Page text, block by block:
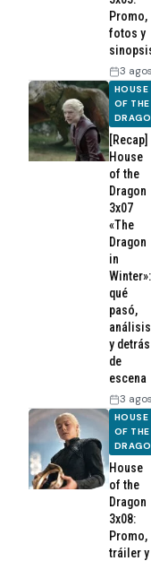
Promo,
fotos y
3
HOUSE
OF THE
[Recap]
House
of the
Dragon
3x07
«The
Dragon
in
Winter»:
qué
pasó,
análisis
y detrás
de
escena
3
HOUSE
OF THE
House
of the
Dragon
3x08:
Promo,
tráiler y